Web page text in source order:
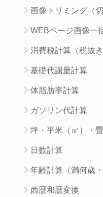
画像トリミング（切
WEBページ画像一
消費税計算（税抜
基礎代謝量計算
体脂肪率計算
ガソリン代計算
坪・平米（㎡）・
日数計算
年齢計算（満何歳・
西暦和暦変換